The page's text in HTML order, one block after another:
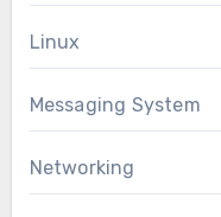
Linux
Messaging System
Networking